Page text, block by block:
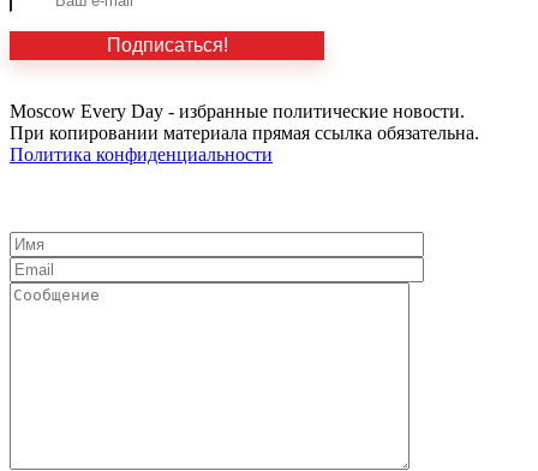
Moscow Every Day - избранные политические новости.
При копировании материала прямая ссылка обязательна.
Политика конфиденциальности